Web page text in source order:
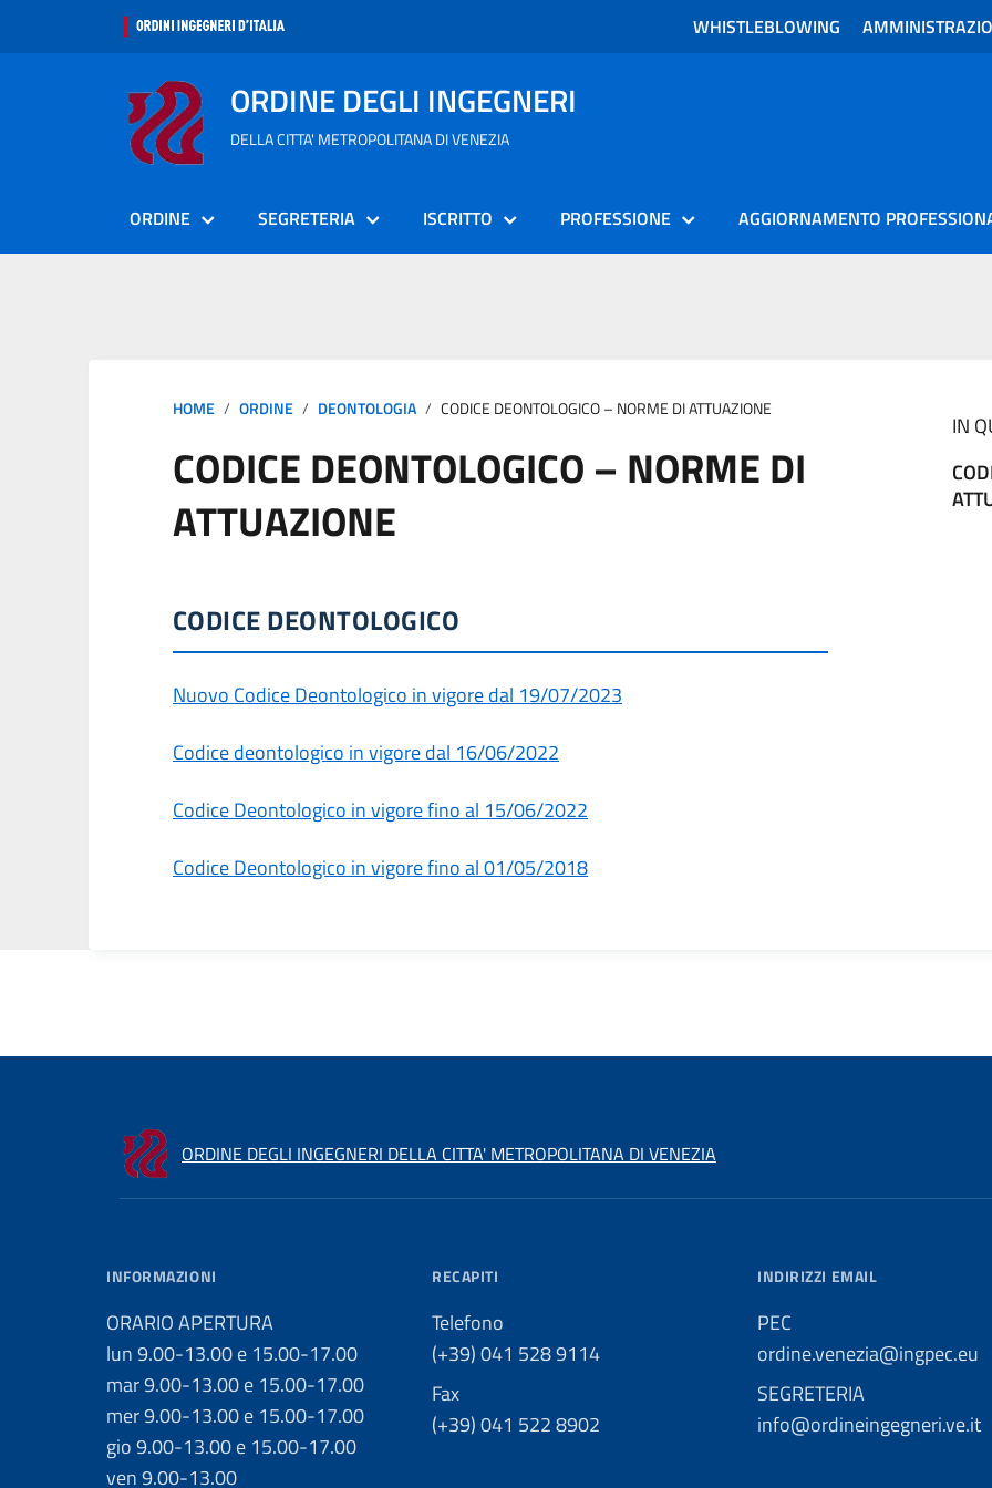
WHISTLEBLOWING
ORDINE DEGLI INGEGNERI
DELLA CITTA' METROPOLITANA DI VENEZIA
ORDINE SEGRETERIA ISCRITTO PROFESSIONE AGGIORNAMENTO
HOME ORDINE DEONTOLOGIA CODICE DEONTOLOGICO – NORME DI ATTUAZIONE
CODICE DEONTOLOGICO – NORME DI
ATTUAZIONE
CODICE DEONTOLOGICO
Nuovo Codice Deontologico in vigore dal 19/07/2023
Codice deontologico in vigore dal 16/06/2022
Codice Deontologico in vigore fino al 15/06/2022
Codice Deontologico in vigore fino al 01/05/2018
IN
ORDINE DEGLI INGEGNERI DELLA CITTA' METROPOLITANA DI VENEZIA
INFORMAZIONI
ORARIO APERTURA
lun 9.00-13.00 e 15.00-17.00
mar 9.00-13.00 e 15.00-17.00
mer 9.00-13.00 e 15.00-17.00
gio 9.00-13.00 e 15.00-17.00
ven 9.00-13.00
RECAPITI
Telefono
(+39) 041 528 9114
Fax
(+39) 041 522 8902
INDIRIZZI EMAIL
PEC
ordine.venezia@ingpec.eu
SEGRETERIA
info@ordineingegneri.ve.it